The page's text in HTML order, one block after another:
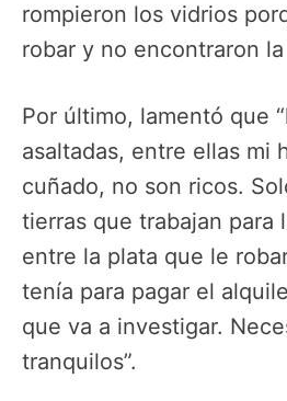
rompieron los vidrios
robar y no encontraron la
Por último, lamentó que
asaltadas, entre ellas mi
cuñado, no son ricos.
tierras que trabajan para
entre la plata que le
tenía para pagar el
que va a investigar.
tranquilos”.